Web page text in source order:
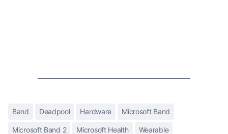
Band Deadpool Hardware Microsoft Band
Microsoft Band 2 Microsoft Health Wearable